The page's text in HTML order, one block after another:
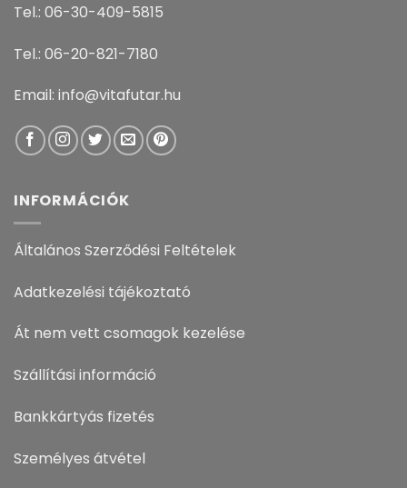
Tel.: 06-30-409-5815
Tel.: 06-20-821-7180
Email: info@vitafutar.hu
INFORMÁCIÓK
Általános Szerződési Feltételek
Adatkezelési tájékoztató
Át nem vett csomagok kezelése
Szállítási információ
Bankkártyás fizetés
Személyes átvétel